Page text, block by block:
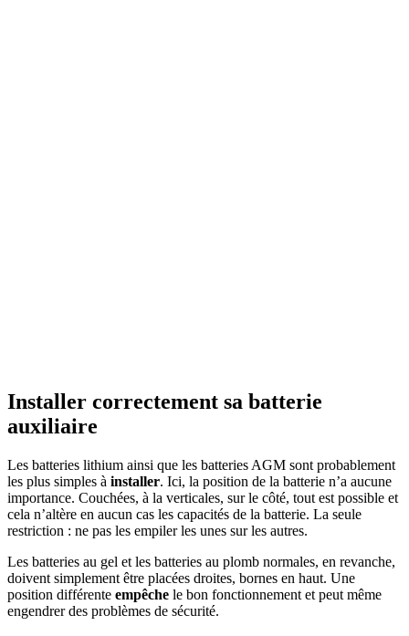
Installer correctement sa batterie
auxiliaire
Les batteries lithium ainsi que les batteries AGM sont probablement
les plus simples à installer. Ici, la position de la batterie n’a aucune
importance. Couchées, à la verticales, sur le côté, tout est possible et
cela n’altère en aucun cas les capacités de la batterie. La seule
restriction : ne pas les empiler les unes sur les autres.
Les batteries au gel et les batteries au plomb normales, en revanche,
doivent simplement être placées droites, bornes en haut. Une
position différente empêche le bon fonctionnement et peut même
engendrer des problèmes de sécurité.